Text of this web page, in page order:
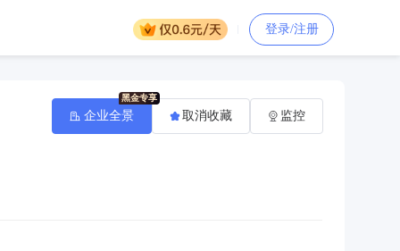
登录/注册
企业全景 取消收藏 监控